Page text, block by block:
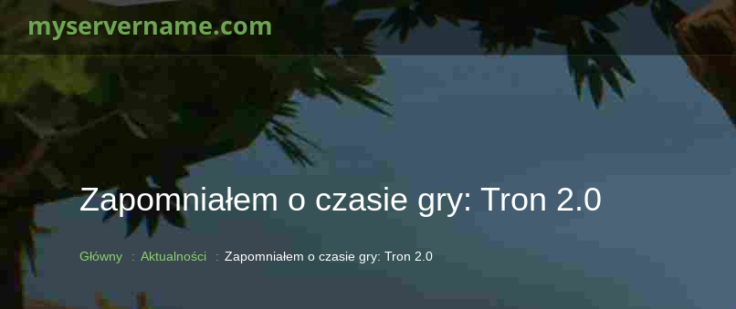
myservername.com
Zapomniałem o czasie gry: Tron 2.0
Główny Aktualności Zapomniałem o czasie gry: Tron 2.0